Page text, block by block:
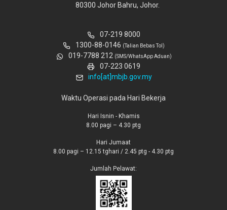
80300 Johor Bahru, Johor.
07-219 8000
1300-88-0146 (Talian Bebas Tol)
019-7788 212 (SMS/WhatsApp Aduan)
07-223 0619
info[at]mbjb.gov.my
Waktu Operasi pada Hari Bekerja
Hari Isnin - Khamis
8.00 pagi – 4.30 ptg
Hari Jumaat
8.00 pagi – 12.15 tghari / 2.45 ptg - 4.30 ptg
Jumlah Pelawat: